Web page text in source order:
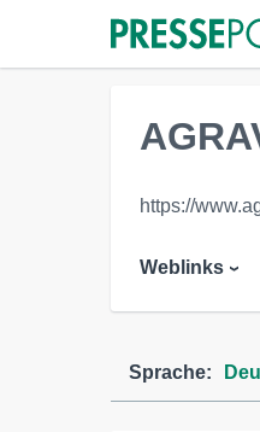
https://
Weblinks
Sprache: